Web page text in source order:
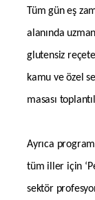
Tüm gün eş
alanında
glutensiz
kamu ve özel
masası
Ayrıca
tüm iller için
sektör